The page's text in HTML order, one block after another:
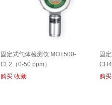
固定式气体检测仪 MOT500-
CL2（0-50 ppm）
购买 收藏
固
3%
购买